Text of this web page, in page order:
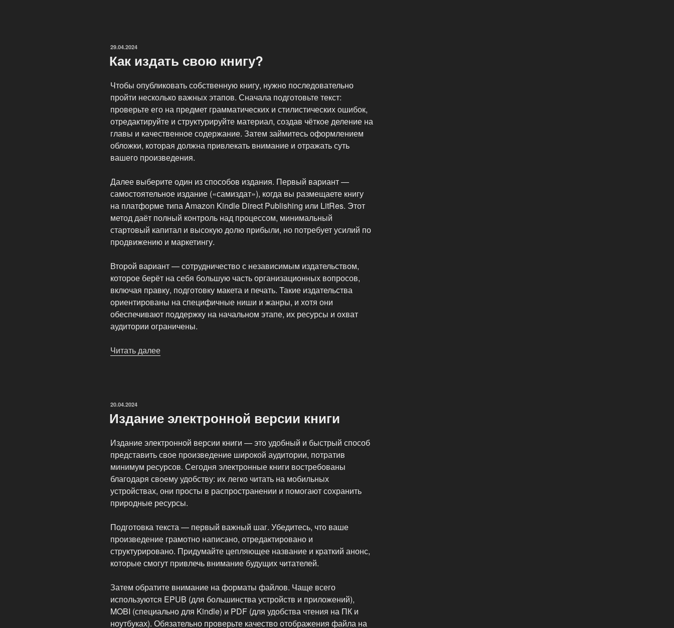
ОПУБЛИКОВАНО
29.04.2024
Как издать свою книгу?
Чтобы опубликовать собственную книгу, нужно последовательно
пройти несколько важных этапов. Сначала подготовьте текст:
проверьте его на предмет грамматических и стилистических ошибок,
отредактируйте и структурируйте материал, создав чёткое деление на
главы и качественное содержание. Затем займитесь оформлением
обложки, которая должна привлекать внимание и отражать суть
вашего произведения.
Далее выберите один из способов издания. Первый вариант —
самостоятельное издание («самиздат»), когда вы размещаете книгу
на платформе типа Amazon Kindle Direct Publishing или LitRes. Этот
метод даёт полный контроль над процессом, минимальный
стартовый капитал и высокую долю прибыли, но потребует усилий по
продвижению и маркетингу.
Второй вариант — сотрудничество с независимым издательством,
которое берёт на себя большую часть организационных вопросов,
включая правку, подготовку макета и печать. Такие издательства
ориентированы на специфичные ниши и жанры, и хотя они
обеспечивают поддержку на начальном этапе, их ресурсы и охват
аудитории ограничены.
Читать далее
ОПУБЛИКОВАНО
20.04.2024
Издание электронной версии книги
Издание электронной версии книги — это удобный и быстрый способ
представить свое произведение широкой аудитории, потратив
минимум ресурсов. Сегодня электронные книги востребованы
благодаря своему удобству: их легко читать на мобильных
устройствах, они просты в распространении и помогают сохранить
природные ресурсы.
Подготовка текста — первый важный шаг. Убедитесь, что ваше
произведение грамотно написано, отредактировано и
структурировано. Придумайте цепляющее название и краткий анонс,
которые смогут привлечь внимание будущих читателей.
Затем обратите внимание на форматы файлов. Чаще всего
используются EPUB (для большинства устройств и приложений),
MOBI (специально для Kindle) и PDF (для удобства чтения на ПК и
ноутбуках). Обязательно проверьте качество отображения файла на